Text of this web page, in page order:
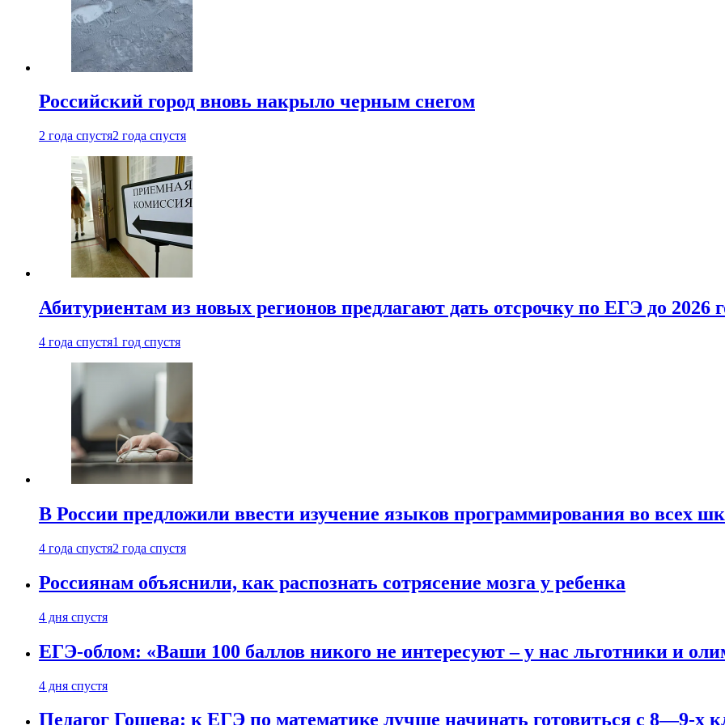
Российский город вновь накрыло черным снегом
2 года спустя2 года спустя
Абитуриентам из новых регионов предлагают дать отсрочку по ЕГЭ до 2026
4 года спустя1 год спустя
В России предложили ввести изучение языков программирования во всех
4 года спустя2 года спустя
Россиянам объяснили, как распознать сотрясение мозга у ребенка
4 дня спустя
ЕГЭ-облом: «Ваши 100 баллов никого не интересуют – у нас льготники и
4 дня спустя
Педагог Гошева: к ЕГЭ по математике лучше начинать готовиться с 8—9-х